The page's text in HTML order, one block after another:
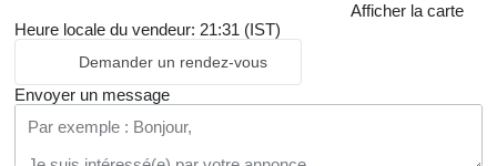
Afficher la carte
Heure locale du vendeur: 21:31 (IST)
Demander un rendez-vous
Envoyer un message